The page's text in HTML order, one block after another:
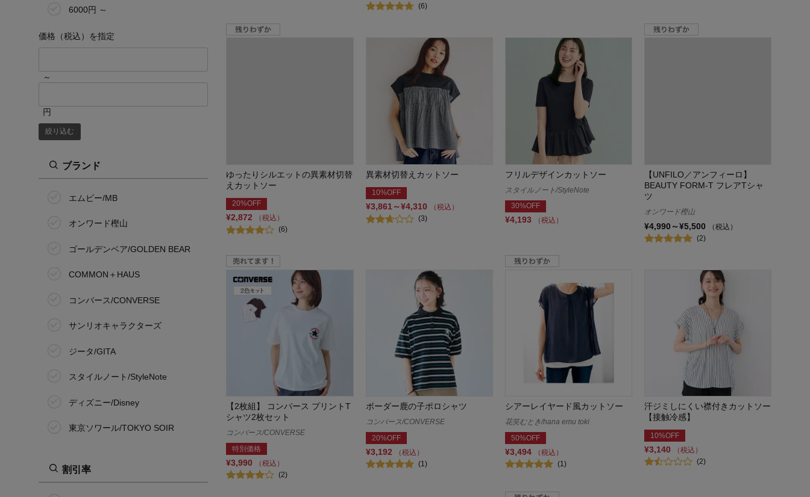
6000円 ～
価格（税込）を指定
～
円
絞り込む
ブランド
エムビー/MB
オンワード樫山
ゴールデンベア/GOLDEN BEAR
COMMON＋HAUS
コンバース/CONVERSE
サンリオキャラクターズ
ジータ/GITA
スタイルノート/StyleNote
ディズニー/Disney
東京ソワール/TOKYO SOIR
割引率
(6)
ゆったりシルエットの異素材切替
えカットソー
20%OFF
¥2,872
（税込）
(6)
異素材切替えカットソー
10%OFF
¥3,861～¥4,310
（税込）
(3)
フリルデザインカットソー
スタイルノート/StyleNote
30%OFF
¥4,193 （税込）
【UNFILO／アンフィーロ】
BEAUTY FORM-T フレアTシャ
ツ
オンワード樫山
¥4,990～¥5,500
（税込）
(2)
【2枚組】 コンバース プリントT
シャツ2枚セット
コンバース/CONVERSE
特別価格
¥3,990
（税込）
(2)
ボーダー鹿の子ポロシャツ
コンバース/CONVERSE
20%OFF
¥3,192
（税込）
(1)
シアーレイヤード風カットソー
花笑むとき/hana emu toki
50%OFF
¥3,494
（税込）
(1)
汗ジミしにくい襟付きカットソー
【接触冷感】
10%OFF
¥3,140
（税込）
(2)